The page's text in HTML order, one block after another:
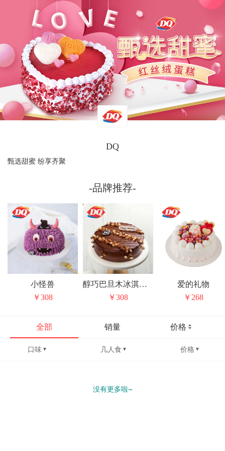
DQ
甄选甜蜜 纷享齐聚
-品牌推荐-
小怪兽
￥308
醇巧巴旦木冰淇淋蛋糕
￥308
爱的礼物
￥268
全部 销量 价格
口味 几人食 价格
没有更多啦~